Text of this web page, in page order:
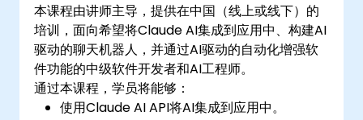
本课程由讲师主导，提供在中国（线上或线下）的
培训，面向希望将Claude AI集成到应用中、构建AI
驱动的聊天机器人，并通过AI驱动的自动化增强软
件功能的中级软件开发者和AI工程师。
通过本课程，学员将能够：
使用Claude AI API将AI集成到应用中。